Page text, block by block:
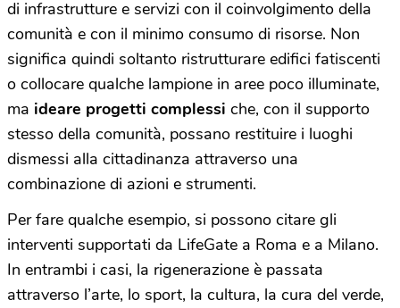
di infrastrutture e servizi con il coinvolgimento della
comunità e con il minimo consumo di risorse. Non
significa quindi soltanto ristrutturare edifici fatiscenti
o collocare qualche lampione in aree poco illuminate,
ma ideare progetti complessi che, con il supporto
stesso della comunità, possano restituire i luoghi
dismessi alla cittadinanza attraverso una
combinazione di azioni e strumenti.
Per fare qualche esempio, si possono citare gli
interventi supportati da LifeGate a Roma e a Milano.
In entrambi i casi, la rigenerazione è passata
attraverso l’arte, lo sport, la cultura, la cura del verde,